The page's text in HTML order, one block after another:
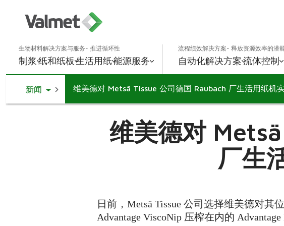
生物材料解决方案与服务- 推进循环性
制浆 纸和纸板 生活用纸能源服务
流程绩效解决方案- 释放资源效率的潜
自动化解决方案流体控制
新闻 Toggle Dropdown
维美德对 Metsä Tissue 公司德国 Raubach 厂生活用纸机
维美德对
厂生
日前，Metsä Tissue 公司选择维美德对其
Advantage ViscoNip 压榨在内的